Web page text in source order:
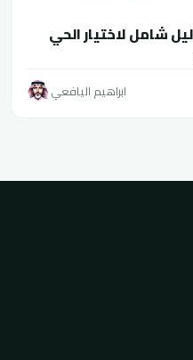
شامل لاختيار الحي
ابراهيم اليافعي